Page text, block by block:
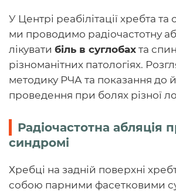
У Центрі реабілітації хребта та
ми проводимо радіочастотну
лікувати біль в суглобах та
різноманітних патологіях.
методику РЧА та показання до
проведення при болях різної
Радіочастотна абляція
синдромі
Хребці на задній поверхні
собою парними фасетковими